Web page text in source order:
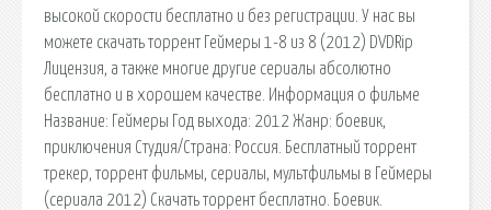
высокой скорости бесплатно и без регистрации. У нас вы
можете скачать торрент Геймеры 1-8 из 8 (2012) DVDRip
Лицензия, а также многие другие сериалы абсолютно
бесплатно и в хорошем качестве. Информация о фильме
Название: Геймеры Год выхода: 2012 Жанр: боевик,
приключения Студия/Страна: Россия. Бесплатный торрент
трекер, торрент фильмы, сериалы, мультфильмы в Геймеры
(сериала 2012) Скачать торрент бесплатно. Боевик.